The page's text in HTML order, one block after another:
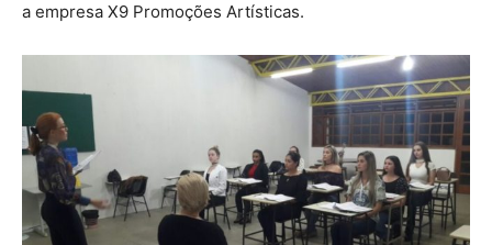
a empresa X9 Promoções Artísticas.